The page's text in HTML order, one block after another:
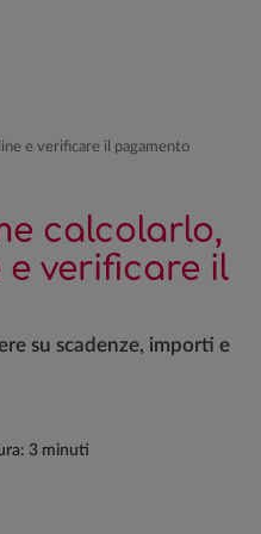
e verificare il pagamento
calcolarlo,
verificare il
su scadenze, importi e
3 minuti